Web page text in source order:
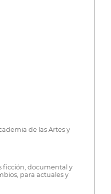
de las Artes y
ficción, documental y
para actuales y